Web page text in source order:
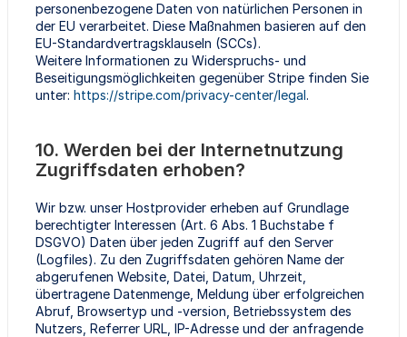
personenbezogene Daten von natürlichen Personen in
der EU verarbeitet. Diese Maßnahmen basieren auf den
EU-Standardvertragsklauseln (SCCs).
Weitere Informationen zu Widerspruchs- und
Beseitigungsmöglichkeiten gegenüber Stripe finden Sie
unter: https://stripe.com/privacy-center/legal.
10. Werden bei der Internetnutzung
Zugriffsdaten erhoben?
Wir bzw. unser Hostprovider erheben auf Grundlage
berechtigter Interessen (Art. 6 Abs. 1 Buchstabe f
DSGVO) Daten über jeden Zugriff auf den Server
(Logfiles). Zu den Zugriffsdaten gehören Name der
abgerufenen Website, Datei, Datum, Uhrzeit,
übertragene Datenmenge, Meldung über erfolgreichen
Abruf, Browsertyp und -version, Betriebssystem des
Nutzers, Referrer URL, IP-Adresse und der anfragende